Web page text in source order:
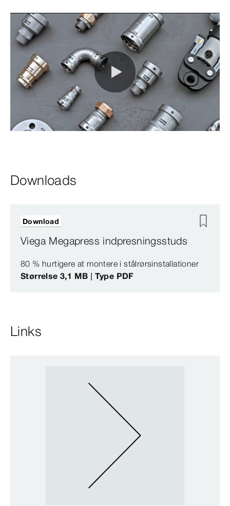
0:00 / 1:43
Downloads
Viega Megapress indpresningsstuds
80 % hurtigere at montere i stålrørsinstallationer
Størrelse 3,1 MB | Type PDF
Download
Links